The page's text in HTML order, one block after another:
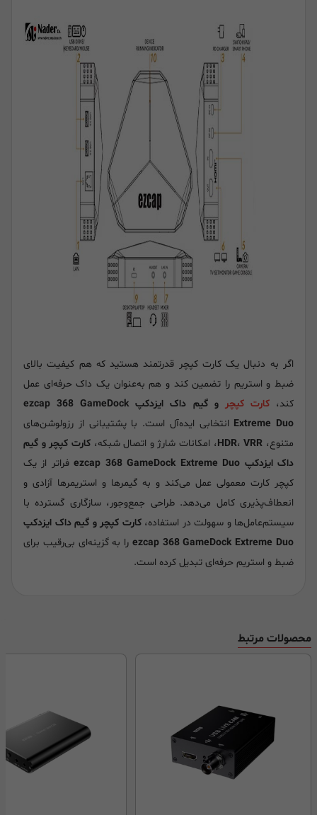
اگر به دنبال یک کارت کپچر قدرتمند هستید که هم کیفیت بالای
ضبط و استریم را تضمین کند و هم به‌عنوان یک داک حرفه‌ای عمل
کند،کارت کپچر
و گیم داک ایزدکپ ezcap 368 GameDock
Extreme Duo انتخابی ایده‌آل است. با پشتیبانی از رزولوشن‌های
متنوع،
HDR،VRR ، امکانات شارژ و اتصال شبکه،کارت کپچر و گیم
داک ایزدکپ ezcap 368 GameDock Extreme Duo
فراتر از یک
کپچر کارت معمولی عمل می‌کند و به گیمرها و استریمرها آزادی و
انعطاف‌پذیری کامل می‌دهد. طراحی جمع‌وجور، سازگاری گسترده با
سیستم‌عامل‌ها و سهولت در استفاده،کارت کپچر و گیم داک ایزدکپ
ezcap 368 GameDock Extreme Duo را به گزینه‌ای بی‌رقیب برای
ضبط و استریم حرفه‌ای تبدیل کرده است.
محصولات مرتبط